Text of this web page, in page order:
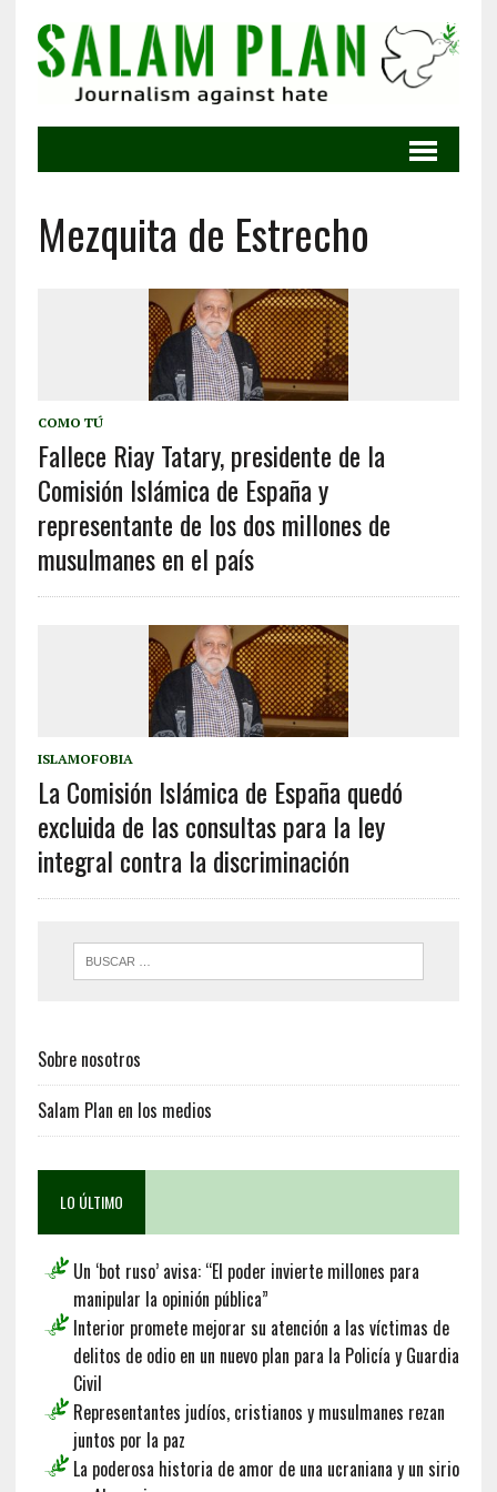
Mezquita de Estrecho
COMO TÚ
Fallece Riay Tatary, presidente de la
Comisión Islámica de España y
representante de los dos millones de
musulmanes en el país
ISLAMOFOBIA
La Comisión Islámica de España quedó
excluida de las consultas para la ley
integral contra la discriminación
Sobre nosotros
Salam Plan en los medios
LO ÚLTIMO
Un ‘bot ruso’ avisa: “El poder invierte millones para
manipular la opinión pública”
Interior promete mejorar su atención a las víctimas de
delitos de odio en un nuevo plan para la Policía y Guardia
Civil
Representantes judíos, cristianos y musulmanes rezan
juntos por la paz
La poderosa historia de amor de una ucraniana y un sirio